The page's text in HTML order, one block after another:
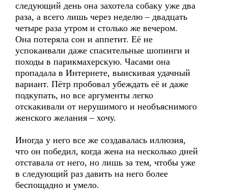
следующий день она захотела собаку уже два
раза, а всего лишь через неделю – двадцать
четыре раза утром и столько же вечером.
Она потеряла сон и аппетит. Её не
успокаивали даже спасительные шопинги и
походы в парикмахерскую. Часами она
пропадала в Интернете, выискивая удачный
вариант. Пётр пробовал убеждать её и даже
подкупать, но все аргументы легко
отскакивали от нерушимого и необъяснимого
женского желания – хочу.
Иногда у него все же создавалась иллюзия,
что он победил, когда жена на несколько дней
отставала от него, но лишь за тем, чтобы уже
в следующий раз давить на него более
беспощадно и умело.